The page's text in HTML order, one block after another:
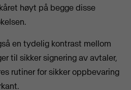
høyt på begge disse
en tydelig kontrast mellom
til sikker signering av avtaler,
rutiner for sikker oppbevaring